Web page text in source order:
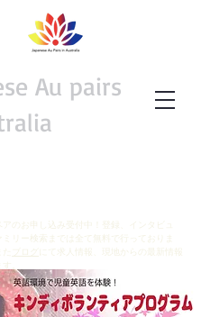
Au pairs
アのお申し込み受付中！登録、インタビュ
ミリー検索までは全て無料で行っておりま
ブログ
にて求人情報、現地からの最新情報
。